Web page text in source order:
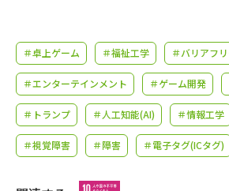
学問の教科書 夢ナビ
ユーザーサポート
Ｑ＆Ａ よくあるご質問 大学進学
＃卓上ゲーム ＃福祉工学 ＃バリアフ
＃エンターテインメント ＃ゲーム開発
＃トランプ ＃人工知能(AI) ＃情報工学
＃視覚障害 ＃障害 ＃電子タグ(ICタグ)